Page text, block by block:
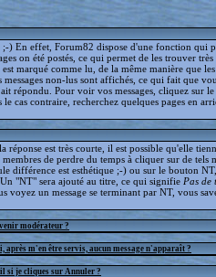
;-) En effet, Forum82 dispose d'une fonction qui
on été postés, ce qui permet de les trouver
marqué comme lu, de la même manière que les
messages non-lus sont affichés, ce qui fait que
répondu. Pour voir vos messages, cliquez sur
cas contraire, recherchez quelques pages en
réponse est très courte, il est possible qu'elle
de perdre du temps à cliquer sur de tels
différence est esthétique ;-) ou sur le bouton
"NT" sera ajouté au titre, ce qui signifie Pas de
voyez un message se terminant par NT, vous
modérateur ?
m'en être servis, aucun message n'apparaît ?
si je cliques sur Annuler ?